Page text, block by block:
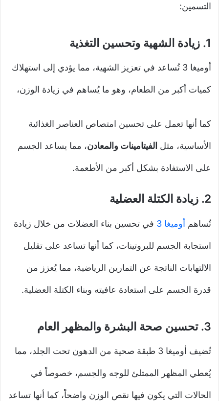
التسمين:
1. زيادة الشهية وتحسين التغذية
أوميغا 3 تُساعد في تعزيز الشهية، مما يؤدي إلى استهلاك
كميات أكبر من الطعام، وهو ما يُساهم في زيادة الوزن،
كما أنها تعمل على تحسين امتصاص العناصر الغذائية
الأساسية، مثل الفيتامينات والمعادن، مما يساعد الجسم
على الاستفادة بشكل أكبر من الأطعمة.
2. زيادة الكتلة العضلية
تُساهم أوميغا 3 في تحسين بناء العضلات من خلال زيادة
استجابة الجسم للبروتينات، كما أنها تساعد على تقليل
الالتهابات الناتجة عن التمارين الرياضية، مما يُعزز من
قدرة الجسم على استعادة عافيته وبناء الكتلة العضلية.
3. تحسين صحة البشرة والمظهر العام
تُضيف أوميغا 3 طبقة صحية من الدهون تحت الجلد، مما
يُعطي المظهر الممتلئ للوجه والجسم، خصوصاً في
الحالات التي يكون فيها نقص الوزن واضحاً، كما أنها تساعد